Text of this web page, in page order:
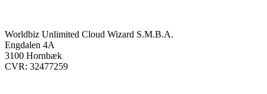
Worldbiz Unlimited Cloud Wizard S.M.B.A.
Engdalen 4A
3100 Hornbæk
CVR: 32477259